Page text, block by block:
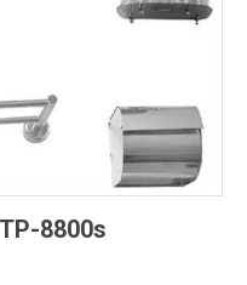
8800s